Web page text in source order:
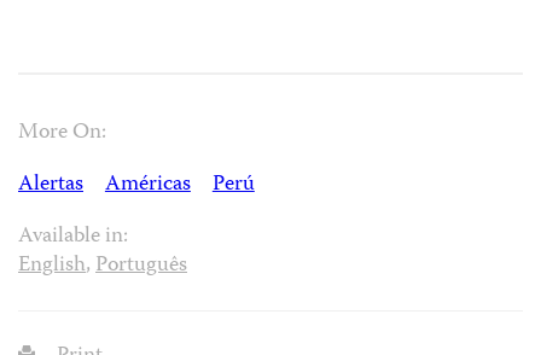
More On:
Alertas
Américas
Perú
Available in:
English,Português